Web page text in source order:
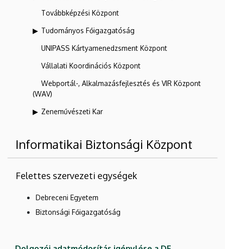
Továbbképzési Központ
Tudományos Főigazgatóság
UNIPASS Kártyamenedzsment Központ
Vállalati Koordinációs Központ
Webportál-, Alkalmazásfejlesztés és VIR Központ
(WAV)
Zeneművészeti Kar
Informatikai Biztonsági Központ
Felettes szervezeti egységek
Debreceni Egyetem
Biztonsági Főigazgatóság